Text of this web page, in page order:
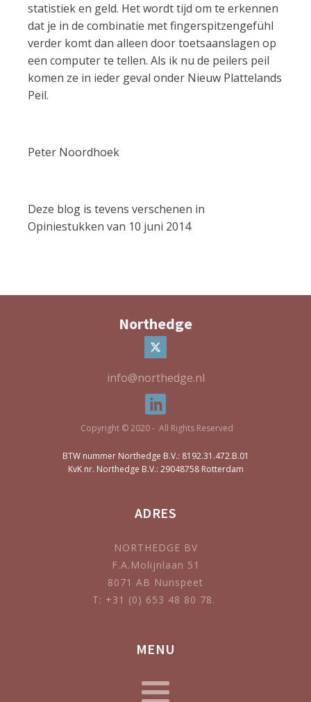
statistiek en geld. Het wordt tijd om te erkennen
dat je in de combinatie met fingerspitzengefühl
verder komt dan alleen door toetsaanslagen op
een computer te tellen. Als ik nu de peilers peil
komen ze in ieder geval onder Nieuw Plattelands
Peil.
Peter Noordhoek
Deze blog is tevens verschenen in
Opiniestukken van 10 juni 2014
Northedge
info@northedge.nl
Copyright © 2020 - All Rights Reserved
BTW nummer Northedge B.V.: 8192.31.472.B.01
KvK nr. Northedge B.V.: 29048758 Rotterdam
ADRES
NORTHEDGE BV
F.A.Molijnlaan 51
8071 AB Nunspeet
T: +31 (0) 653 48 80 78.
MENU